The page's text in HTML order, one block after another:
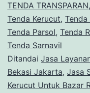
TENDA TRANSPARAN,
Tenda Kerucut, Tenda
Tenda Parsol, Tenda
Tenda Sarnavil
Ditandai Jasa
Bekasi Jakarta, Jasa
Kerucut Untuk Bazar